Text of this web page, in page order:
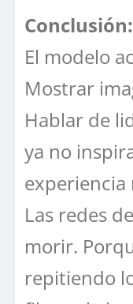
Conclusión:
El modelo
Mostrar
Hablar de
ya no
experiencia
Las redes
morir.
repitiendo